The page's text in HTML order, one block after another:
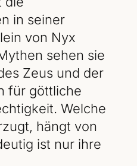
in seiner
von Nyx
sehen sie
Zeus und der
für göttliche
Welche
hängt von
ist nur ihre